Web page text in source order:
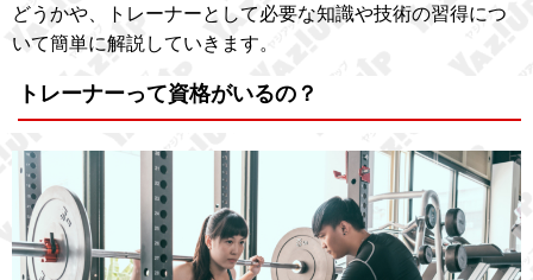
どうかや、トレーナーとして必要な知識や技術の習得につ
いて簡単に解説していきます。
トレーナーって資格がいるの？